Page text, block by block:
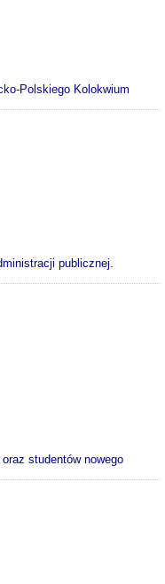
Polskiego Kolokwium
publicznej.
studentów nowego